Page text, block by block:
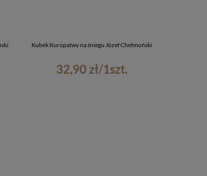
Kubek Kuropatwy na śniegu Józef Chełmoński
32,90 zł/1szt.